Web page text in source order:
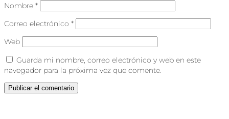
Nombre *
Correo electrónico *
Web
Guarda mi nombre, correo electrónico y web en este
navegador para la próxima vez que comente.